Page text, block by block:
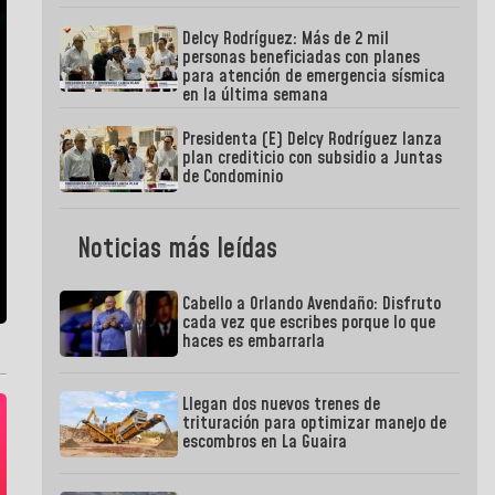
Delcy Rodríguez: Más de 2 mil
personas beneficiadas con planes
para atención de emergencia sísmica
en la última semana
Presidenta (E) Delcy Rodríguez lanza
plan crediticio con subsidio a Juntas
de Condominio
Noticias más leídas
Cabello a Orlando Avendaño: Disfruto
cada vez que escribes porque lo que
haces es embarrarla
Llegan dos nuevos trenes de
trituración para optimizar manejo de
escombros en La Guaira